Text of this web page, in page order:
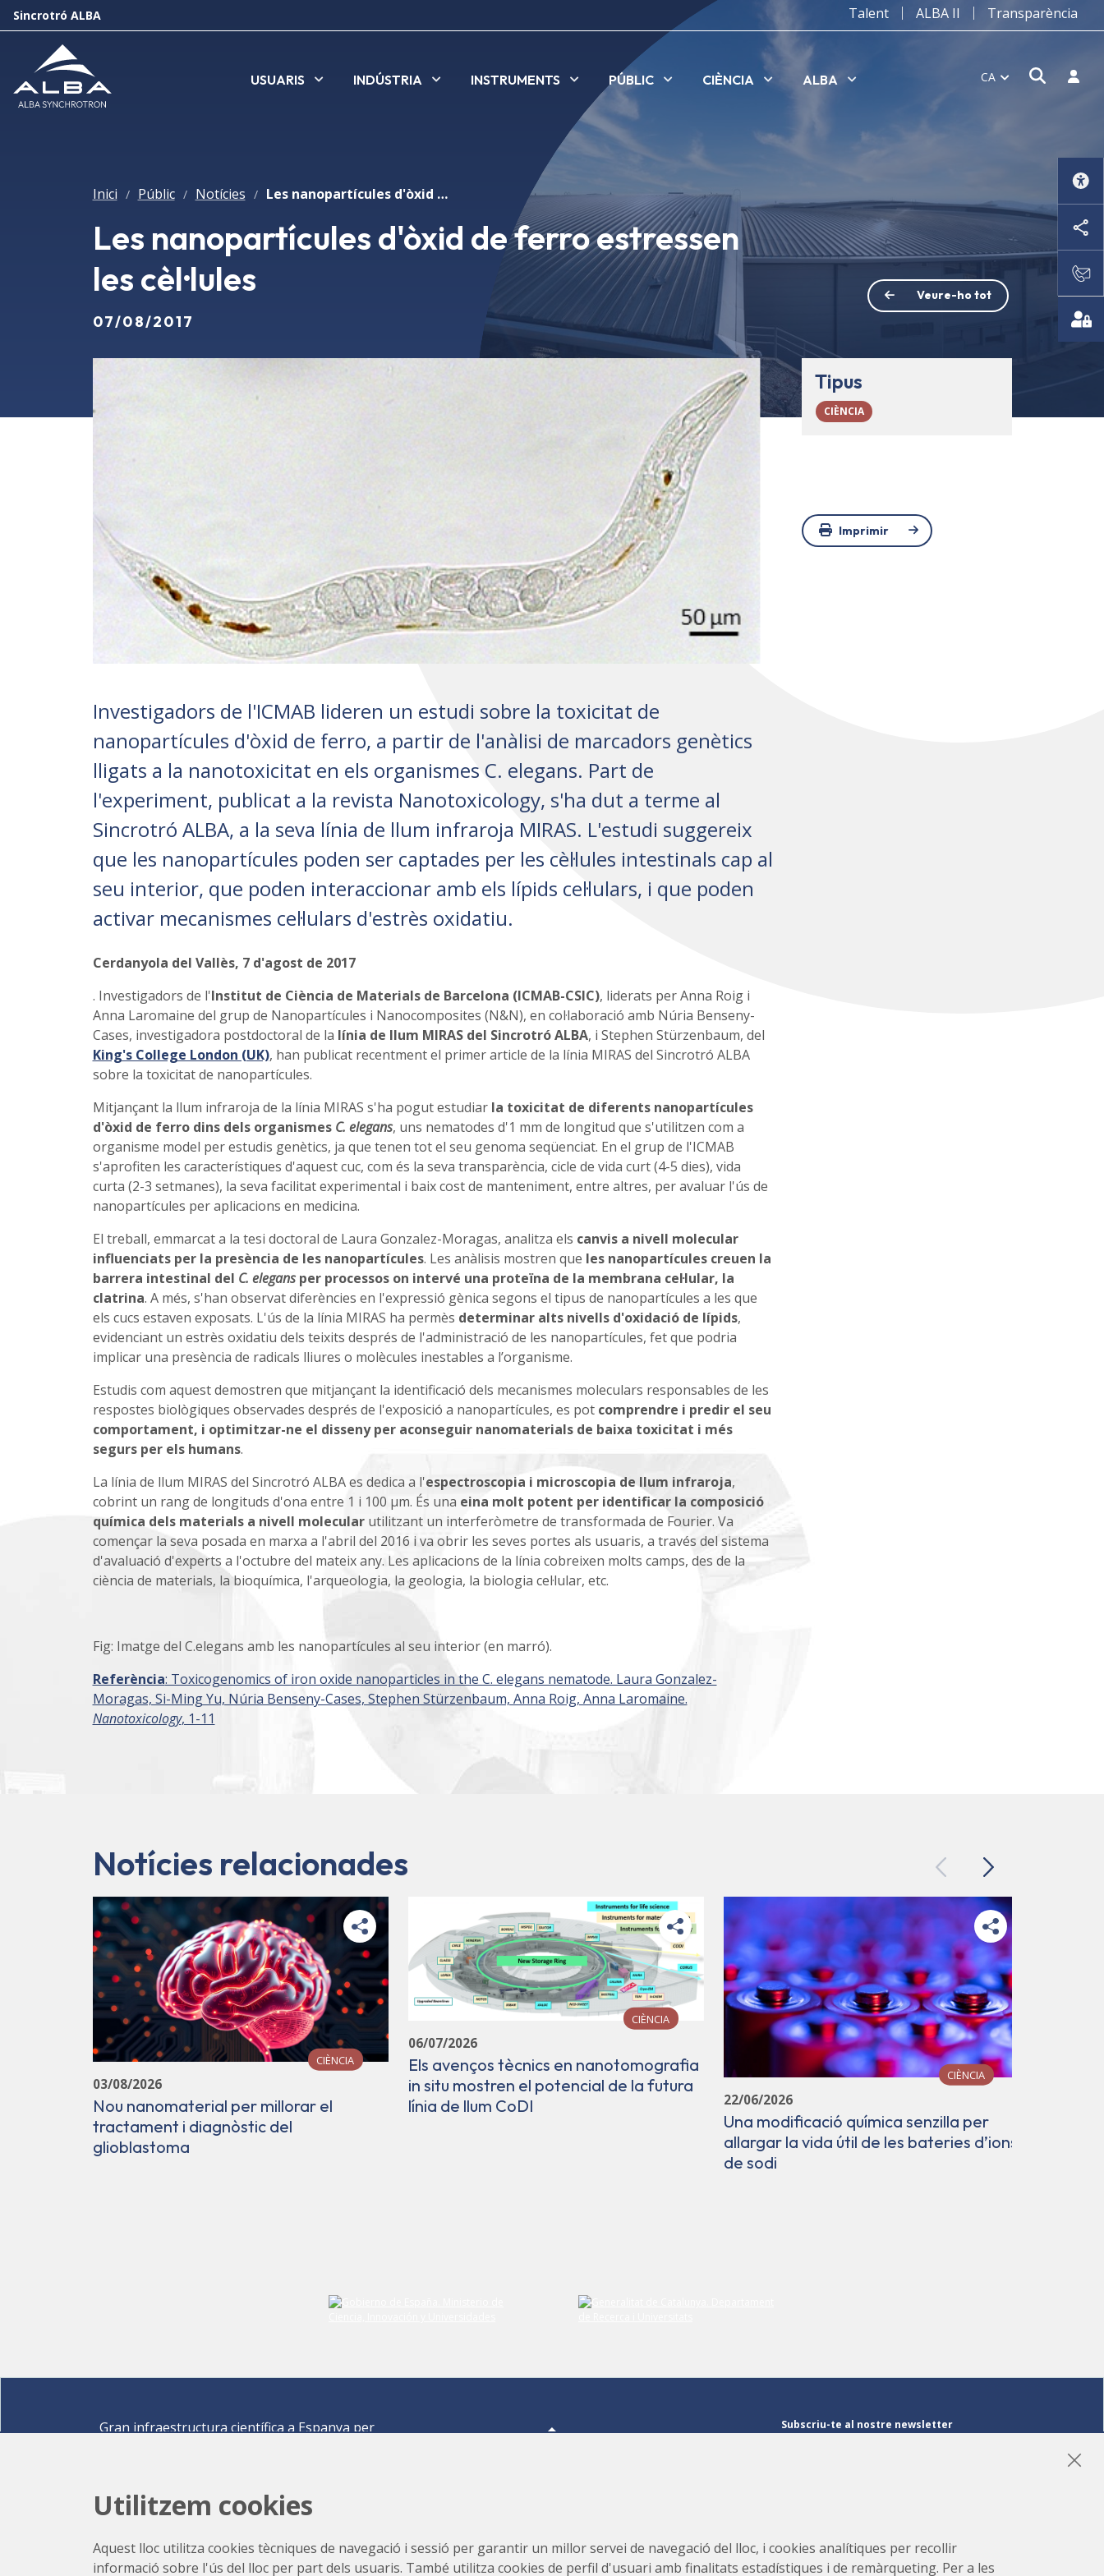
Sincrotró ALBA Talent ALBA II Transparència
USUARIS INDÚSTRIA INSTRUMENTS PÚBLIC CIÈNCIA ALBA CA Obrir
Inici / Públic / Notícies / Les nanopartícules d'òxid de ferro estressen les cèl·lules
Les nanopartícules d'òxid de ferro estressen
les cèl·lules
07/08/2017
Veure-ho tot
Investigadors de l'ICMAB lideren un estudi sobre la toxicitat de
nanopartícules d'òxid de ferro, a partir de l'anàlisi de marcadors genètics
lligats a la nanotoxicitat en els organismes C. elegans. Part de
l'experiment, publicat a la revista Nanotoxicology, s'ha dut a terme al
Sincrotró ALBA, a la seva línia de llum infraroja MIRAS. L'estudi suggereix
que les nanopartícules poden ser captades per les cèl·lules intestinals cap al
seu interior, que poden interaccionar amb els lípids cel·lulars, i que poden
activar mecanismes cel·lulars d'estrès oxidatiu.
Cerdanyola del Vallès, 7 d'agost de 2017
. Investigadors de l'Institut de Ciència de Materials de Barcelona (ICMAB-CSIC), liderats per Anna Roig i
Anna Laromaine del grup de Nanopartícules i Nanocomposites (N&N), en col·laboració amb Núria Benseny-
Cases, investigadora postdoctoral de la línia de llum MIRAS del Sincrotró ALBA, i Stephen Stürzenbaum, del
King's College London (UK), han publicat recentment el primer article de la línia MIRAS del Sincrotró ALBA
sobre la toxicitat de nanopartícules.
Mitjançant la llum infraroja de la línia MIRAS s'ha pogut estudiar la toxicitat de diferents nanopartícules
d'òxid de ferro dins dels organismes C. elegans, uns nematodes d'1 mm de longitud que s'utilitzen com a
organisme model per estudis genètics, ja que tenen tot el seu genoma seqüenciat. En el grup de l'ICMAB
s'aprofiten les característiques d'aquest cuc, com és la seva transparència, cicle de vida curt (4-5 dies), vida
curta (2-3 setmanes), la seva facilitat experimental i baix cost de manteniment, entre altres, per avaluar l'ús de
nanopartícules per aplicacions en medicina.
El treball, emmarcat a la tesi doctoral de Laura Gonzalez-Moragas, analitza els canvis a nivell molecular
influenciats per la presència de les nanopartícules. Les anàlisis mostren que les nanopartícules creuen la
barrera intestinal del C. elegansper processos on intervé una proteïna de la membrana cel·lular, la
clatrina. A més, s'han observat diferències en l'expressió gènica segons el tipus de nanopartícules a les que
els cucs estaven exposats. L'ús de la línia MIRAS ha permès determinar alts nivells d'oxidació de lípids,
evidenciant un estrès oxidatiu dels teixits després de l'administració de les nanopartícules, fet que podria
implicar una presència de radicals lliures o molècules inestables a l’organisme.
Estudis com aquest demostren que mitjançant la identificació dels mecanismes moleculars responsables de les
respostes biològiques observades després de l'exposició a nanopartícules, es pot comprendre i predir el seu
comportament, i optimitzar-ne el disseny per aconseguir nanomaterials de baixa toxicitat i més
segurs per els humans.
La línia de llum MIRAS del Sincrotró ALBA es dedica a l'espectroscopia i microscopia de llum infraroja,
cobrint un rang de longituds d'ona entre 1 i 100 µm. És una eina molt potent per identificar la composició
química dels materials a nivell molecularutilitzant un interferòmetre de transformada de Fourier. Va
començar la seva posada en marxa a l'abril del 2016 i va obrir les seves portes als usuaris, a través del sistema
d'avaluació d'experts a l'octubre del mateix any. Les aplicacions de la línia cobreixen molts camps, des de la
ciència de materials, la bioquímica, l'arqueologia, la geologia, la biologia cel·lular, etc.
Fig: Imatge del C.elegans amb les nanopartícules al seu interior (en marró).
Referència: Toxicogenomics of iron oxide nanoparticles in the C. elegans nematode. Laura Gonzalez-
Moragas, Si-Ming Yu, Núria Benseny-Cases, Stephen Stürzenbaum, Anna Roig, Anna Laromaine.
Nanotoxicology, 1-11
Tipus
CIÈNCIA
Imprimir
Notícies relacionades PreviousNext
CIÈNCIA
03/08/2026
Nou nanomaterial per millorar el
tractament i diagnòstic del
glioblastoma
CIÈNCIA
06/07/2026
Els avenços tècnics en nanotomografia
in situ mostren el potencial de la futura
línia de llum CoDI
CIÈNCIA
22/06/2026
Una modificació química senzilla per
allargar la vida útil de les bateries d’ions
de sodi
Laboratori de Llum Sincrotró (CELLS)
Gran infraestructura científica a Espanya per
Carrer de la Llum 2-26 08290 Cerdanyola del Vallès,
Com arribar
Subscriu-te al nostre newsletter
Utilitzem cookies
Aquest lloc utilitza cookies tècniques de navegació i sessió per garantir un millor servei de navegació del lloc, i cookies analítiques per recollir
informació sobre l'ús del lloc per part dels usuaris. També utilitza cookies de perfil d'usuari amb finalitats estadístiques i de remàrqueting. Per a les